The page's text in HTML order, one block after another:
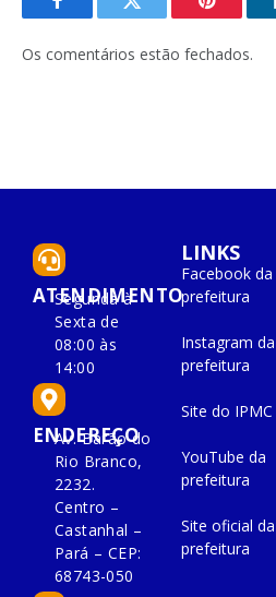
FacebookTwitter Pinterest
Os comentários estão fechados.
ATENDIMENTO
Segunda à
Sexta de
08:00 às
14:00
ENDEREÇO
Av. Barão do
Rio Branco,
2232.
Centro –
Castanhal –
Pará – CEP:
68743-050
LINKS
Facebook da
prefeitura
Instagram da
prefeitura
Site do IPMC
YouTube da
prefeitura
Site oficial da
prefeitura